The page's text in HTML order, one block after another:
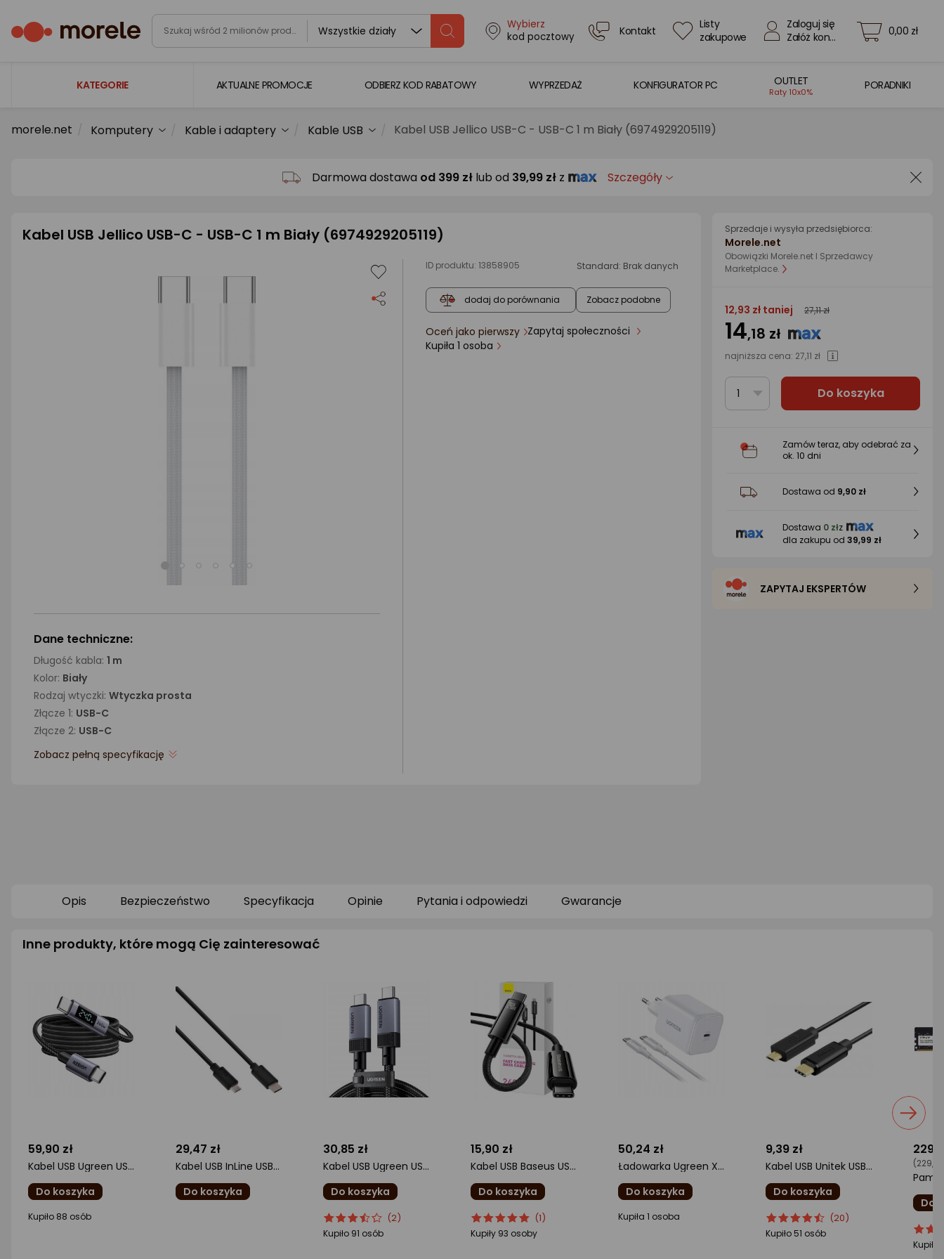
Wszystkie działy
Wybierz
kod pocztowy
Kontakt
Listy
zakupowe
Zaloguj się
Załóż konto
0,00 zł
KATEGORIE
Laptopy
Smartfony i smartwatche
AKTUALNE PROMOCJE ODBIERZ KOD RABATOWY WYPRZEDAŻ KONFIGURATOR PC OUTLET
Raty 10x0%
PORADNIKI
morele.net Komputery Kable i adaptery Kable USB Kabel USB Jellico USB-C - USB-C 1 m Biały (6974929205119)
Darmowa dostawa od 399 zł lub od 39,99 zł z Szczegóły
Kabel USB Jellico USB-C - USB-C 1 m Biały (6974929205119)
ID produktu: 13858905 Standard: Brak danych
dodaj do porównania Zobacz podobne
ocena
produktu
Oceń jako pierwszy Zapytaj społeczności
Kupiła 1 osoba
Dane techniczne:
Długość kabla: 1 m
Kolor: Biały
Rodzaj wtyczki: Wtyczka prosta
Złącze 1: USB-C
Złącze 2: USB-C
Zobacz pełną specyfikację
Sprzedaje i wysyła przedsiębiorca:
Morele.net
Obowiązki Morele.net I Sprzedawcy
Marketplace.
12,93 zł taniej 27,11 zł
14,18 zł
najniższa cena: 27,11 zł
1 Do koszyka
Zamów teraz, aby odebrać za
ok. 10 dni
Dostawa od 9,90 zł
Dostawa 0 złz
dla zakupu od 39,99 zł
ZAPYTAJ EKSPERTÓW
Opis Bezpieczeństwo Specyfikacja Opinie Pytania i odpowiedzi Gwarancje
Inne produkty, które mogą Cię zainteresować
59,90 zł
Kabel USB Ugreen USB-C - USB-C 3 m Czarno-srebrny (65868)
Do koszyka
ocena
Kupiło 88 osób
29,47 zł
Kabel USB InLine USB-C - microUSB 0.5 m Czarny (35746)
Do koszyka
30,85 zł
Kabel USB Ugreen USB-C - USB-C 1 m Szary (65175)
Do koszyka
ocena
produktu
Ocena
produktu
(2)
Kupiło 91 osób
15,90 zł
Kabel USB Baseus USB-C - USB-C 1 m Czarny (CAWJ040001)
Do koszyka
ocena
produktu
Ocena
produktu
(1)
Kupiły 93 osoby
50,24 zł
Ładowarka Ugreen X524 GaN (65055)
Do koszyka
ocena
Kupiła 1 osoba
9,39 zł
Kabel USB Unitek USB-C - microUSB 1 m Czarny (Y-C473BK)
Do koszyka
ocena
produktu
Ocena
produktu
(20)
Kupiło 51 osób
Do
ocena
Kupiły